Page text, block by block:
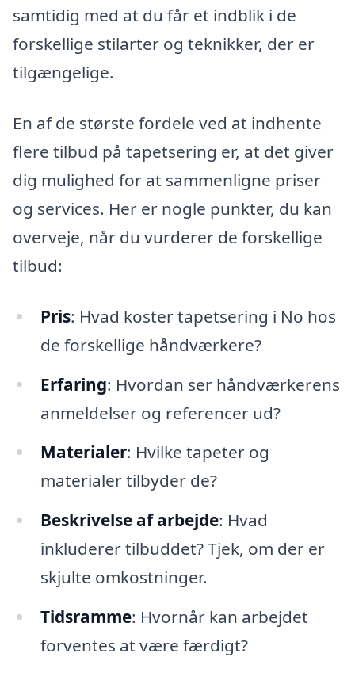
samtidig med at du får et indblik i de
forskellige stilarter og teknikker, der er
tilgængelige.
En af de største fordele ved at indhente
flere tilbud på tapetsering er, at det giver
dig mulighed for at sammenligne priser
og services. Her er nogle punkter, du kan
overveje, når du vurderer de forskellige
tilbud:
Pris: Hvad koster tapetsering i No hos
de forskellige håndværkere?
Erfaring: Hvordan ser håndværkerens
anmeldelser og referencer ud?
Materialer: Hvilke tapeter og
materialer tilbyder de?
Beskrivelse af arbejde: Hvad
inkluderer tilbuddet? Tjek, om der er
skjulte omkostninger.
Tidsramme: Hvornår kan arbejdet
forventes at være færdigt?